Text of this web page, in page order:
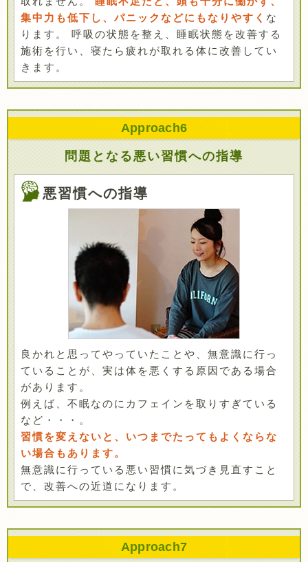
集中力も低下し、パニックなどにもなりやすく な
ります。 呼吸の状態を整え、睡眠状態を改善する
施術を行い、寝たら疲れが取れる体に改善してい
きます。
Approach6
問題となる悪い習慣への指導
悪習慣への指導
良かれと思ってやっていたことや、無意識に行っ
ていることが、実は体を悪くする原因である場合
があります。
例えば、不眠なのにカフェインを取りすぎている
など・・・。
習慣を変えないと、いつまでたってもよくならな
い場合もあります。
無意識に行っている悪い習慣に気づき見直すこと
で、改善への近道になります。
Approach7